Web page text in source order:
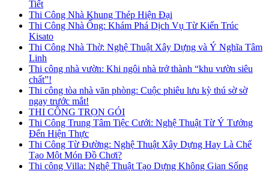
Tiết
Thi Công Nhà Khung Thép Hiện Đại
Thi Công Nhà Ống: Khám Phá Dịch Vụ Từ Kiến Trúc
Kisato
Thi Công Nhà Thờ: Nghệ Thuật Xây Dựng và Ý Nghĩa Tâm
Linh
Thi công nhà vườn: Khi ngôi nhà trở thành “khu vườn siêu
chất”!
Thi công tòa nhà văn phòng: Cuộc phiêu lưu kỳ thú sờ sờ
ngay trước mắt!
THI CÔNG TRỌN GÓI
Thi Công Trung Tâm Tiệc Cưới: Nghệ Thuật Từ Ý Tưởng
Đến Hiện Thực
Thi Công Từ Đường: Nghệ Thuật Xây Dựng Hay Là Chế
Tạo Một Món Đồ Chơi?
Thi công Villa: Nghệ Thuật Tạo Dựng Không Gian Sống